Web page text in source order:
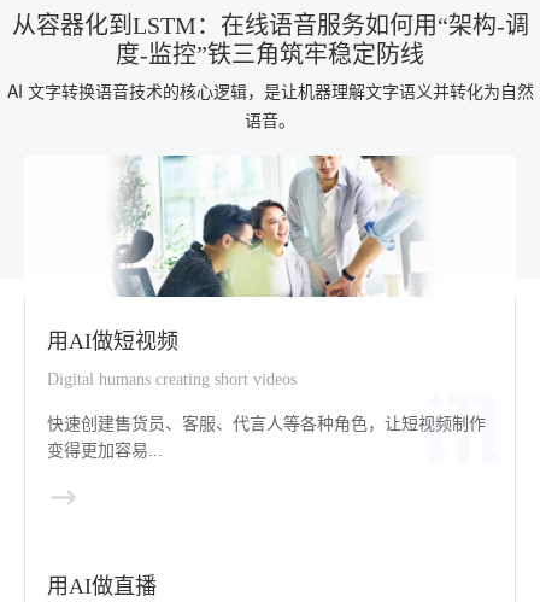
从容器化到LSTM：在线语音服务如何用“架构-调
度-监控”铁三角筑牢稳定防线
AI 文字转换语音技术的核心逻辑，是让机器理解文字语义并转化为自然
语音。
用AI做短视频
Digital humans creating short videos
快速创建售货员、客服、代言人等各种角色，让短视频制作
变得更加容易...
用AI做直播